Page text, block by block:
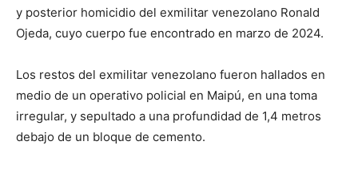
y posterior homicidio del exmilitar venezolano Ronald
Ojeda, cuyo cuerpo fue encontrado en marzo de 2024.
Los restos del exmilitar venezolano fueron hallados en
medio de un operativo policial en Maipú, en una toma
irregular, y sepultado a una profundidad de 1,4 metros
debajo de un bloque de cemento.